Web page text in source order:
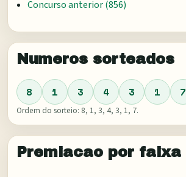
Concurso anterior (856)
Numeros sorteados
8 1 3 4 3 1 7
Ordem do sorteio: 8, 1, 3, 4, 3, 1, 7.
Premiacao por faixa